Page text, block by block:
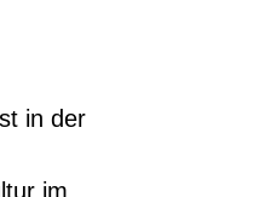
in der
im